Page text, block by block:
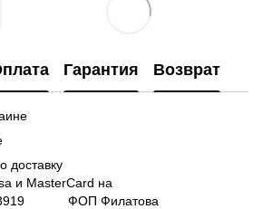
Гарантия Возврат
доставку
и MasterCard на
ФОП Филатова